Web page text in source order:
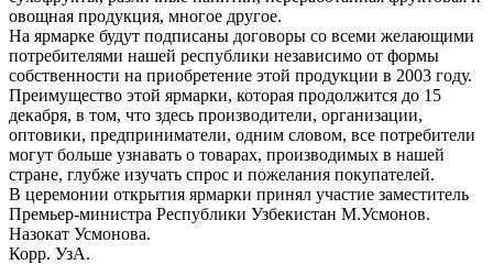
овощная продукция, многое другое.
На ярмарке будут подписаны договоры со всеми желающими
потребителями нашей республики независимо от формы
собственности на приобретение этой продукции в 2003 году.
Преимущество этой ярмарки, которая продолжится до 15
декабря, в том, что здесь производители, организации,
оптовики, предприниматели, одним словом, все потребители
могут больше узнавать о товарах, производимых в нашей
стране, глубже изучать спрос и пожелания покупателей.
В церемонии открытия ярмарки принял участие заместитель
Премьер-министра Республики Узбекистан М.Усмонов.
Назокат Усмонова.
Корр. УзА.